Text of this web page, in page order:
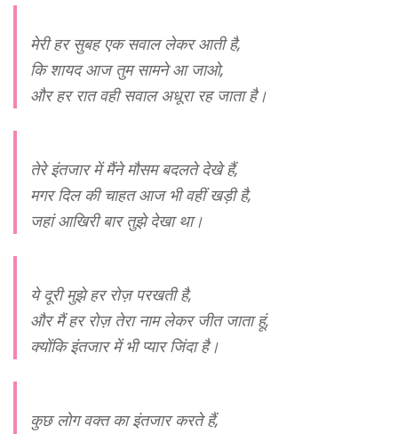
मेरी हर सुबह एक सवाल लेकर आती है,
कि शायद आज तुम सामने आ जाओ,
और हर रात वही सवाल अधूरा रह जाता है।
तेरे इंतजार में मैंने मौसम बदलते देखे हैं,
मगर दिल की चाहत आज भी वहीं खड़ी है,
जहां आखिरी बार तुझे देखा था।
ये दूरी मुझे हर रोज़ परखती है,
और मैं हर रोज़ तेरा नाम लेकर जीत जाता हूं,
क्योंकि इंतजार में भी प्यार जिंदा है।
कुछ लोग वक्त का इंतजार करते हैं,